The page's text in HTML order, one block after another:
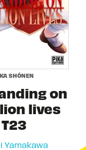
SHÔNEN
on
lives
T23
Yamakawa